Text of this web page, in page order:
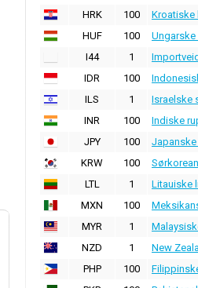
HRK
100 Kroatiske
HUF
100
I44
1
IDR
100
ILS
1 Israelske
INR
100 Indiske
JPY
100 Japanske
KRW
100
LTL
1 Litauiske
MXN
100
MYR
1
NZD
1 New
PHP
100